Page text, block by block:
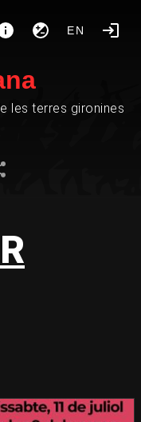
EN
les terres gironines